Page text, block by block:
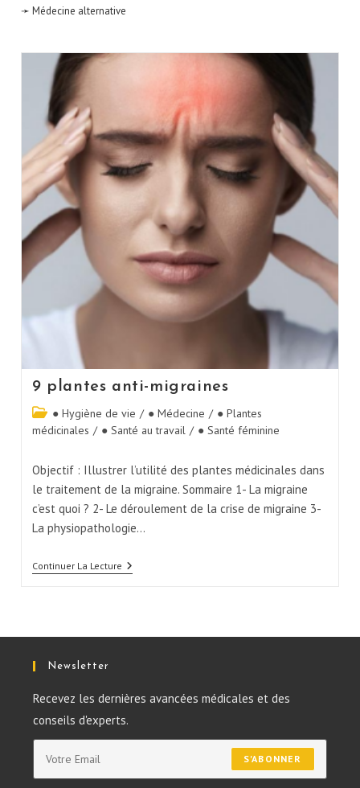
➛ Médecine alternative
9 plantes anti-migraines
● Hygiène de vie / ● Médecine / ● Plantes
médicinales / ● Santé au travail / ● Santé féminine
Objectif : Illustrer l’utilité des plantes médicinales dans
le traitement de la migraine. Sommaire 1- La migraine
c’est quoi ? 2- Le déroulement de la crise de migraine 3-
La physiopathologie…
Continuer La Lecture
Newsletter
Recevez les dernières avancées médicales et des
conseils d'experts.
S'ABONNER